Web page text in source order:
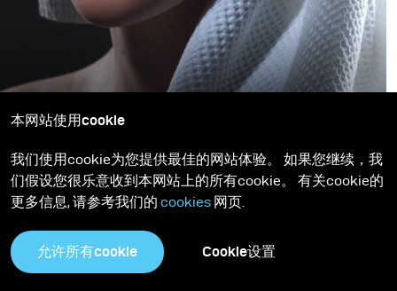
How to Create Rim Lighting with Softboxes
本网站使用cookie
我们使用cookie为您提供最佳的网站体验。 如果您继续，我
们假设您很乐意收到本网站上的所有cookie。 有关cookie的
更多信息, 请参考我们的 cookies 网页.
允许所有cookie Cookie设置